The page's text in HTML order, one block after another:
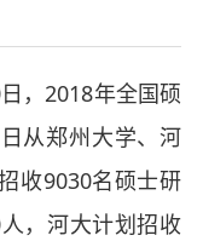
，2018年全国硕
从郑州大学、河
收9030名硕士研
，河大计划招收